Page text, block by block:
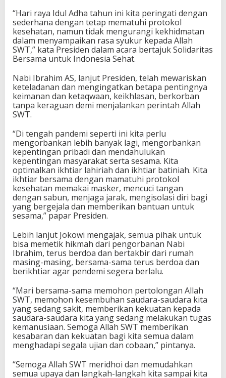
r
e
s
i
d
e
“Hari raya Idul Adha tahun ini kita peringati dengan
sederhana dengan tetap mematuhi protokol
kesehatan, namun tidak mengurangi kekhidmatan
dalam menyampaikan rasa syukur kepada Allah
SWT,” kata Presiden dalam acara bertajuk Solidaritas
Bersama untuk Indonesia Sehat.
Nabi Ibrahim AS, lanjut Presiden, telah mewariskan
keteladanan dan mengingatkan betapa pentingnya
keimanan dan ketaqwaan, keikhlasan, berkorban
tanpa keraguan demi menjalankan perintah Allah
SWT.
“Di tengah pandemi seperti ini kita perlu
mengorbankan lebih banyak lagi, mengorbankan
kepentingan pribadi dan mendahulukan
kepentingan masyarakat serta sesama. Kita
optimalkan ikhtiar lahiriah dan ikhtiar batiniah. Kita
ikhtiar bersama dengan mamatuhi protokol
kesehatan memakai masker, mencuci tangan
dengan sabun, menjaga jarak, mengisolasi diri bagi
yang bergejala dan memberikan bantuan untuk
sesama,” papar Presiden.
Lebih lanjut Jokowi mengajak, semua pihak untuk
bisa memetik hikmah dari pengorbanan Nabi
Ibrahim, terus berdoa dan bertakbir dari rumah
masing-masing, bersama-sama terus berdoa dan
berikhtiar agar pendemi segera berlalu.
“Mari bersama-sama memohon pertolongan Allah
SWT, memohon kesembuhan saudara-saudara kita
yang sedang sakit, memberikan kekuatan kepada
saudara-saudara kita yang sedang melakukan tugas
kemanusiaan. Semoga Allah SWT memberikan
kesabaran dan kekuatan bagi kita semua dalam
menghadapi segala ujian dan cobaan,” pintanya.
“Semoga Allah SWT meridhoi dan memudahkan
semua upaya dan langkah-langkah kita sampai kita